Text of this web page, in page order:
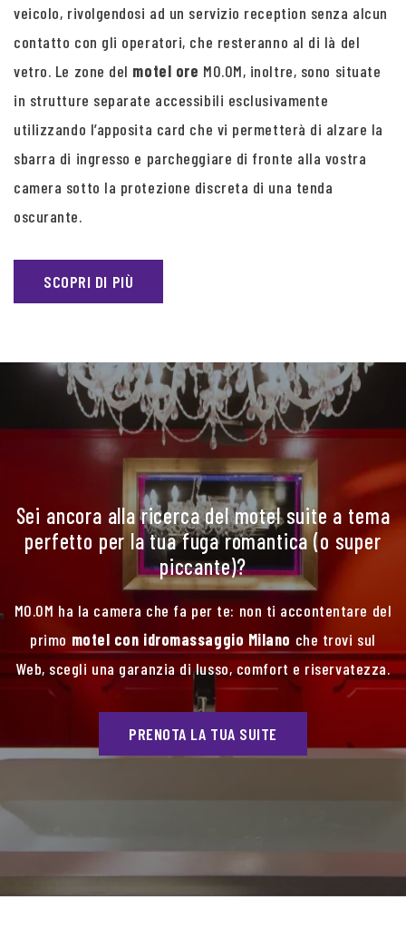
veicolo, rivolgendosi ad un servizio reception senza alcun
contatto con gli operatori, che resteranno al di là del
vetro. Le zone del motel ore MO.OM, inoltre, sono situate
in strutture separate accessibili esclusivamente
utilizzando l’apposita card che vi permetterà di alzare la
sbarra di ingresso e parcheggiare di fronte alla vostra
camera sotto la protezione discreta di una tenda
oscurante.
SCOPRI DI PIÙ
Sei ancora alla ricerca del motel suite a tema
perfetto per la tua fuga romantica (o super
piccante)?
MO.OM ha la camera che fa per te: non ti accontentare del
primo motel con idromassaggio Milano che trovi sul
Web, scegli una garanzia di lusso, comfort e riservatezza.
PRENOTA LA TUA SUITE